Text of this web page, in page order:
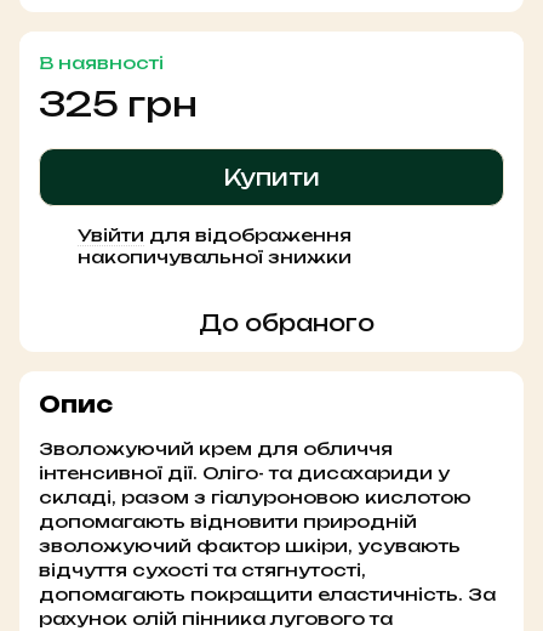
В наявності
325 грн
Купити
Увійти для відображення
накопичувальної знижки
До обраного
Опис
Зволожуючий крем для обличчя
інтенсивної дії. Оліго- та дисахариди у
складі, разом з гіалуроновою кислотою
допомагають відновити природній
зволожуючий фактор шкіри, усувають
відчуття сухості та стягнутості,
допомагають покращити еластичність. За
рахунок олій пінника лугового та